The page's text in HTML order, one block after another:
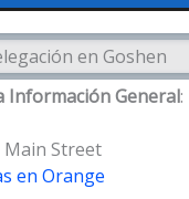
en Goshen
Información General:
Main Street
en Orange